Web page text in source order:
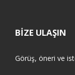
BİZE ULAŞIN
Görüş, öneri ve